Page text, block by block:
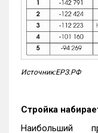
Источник:ЕРЗ.РФ
Стройка
Наибольший